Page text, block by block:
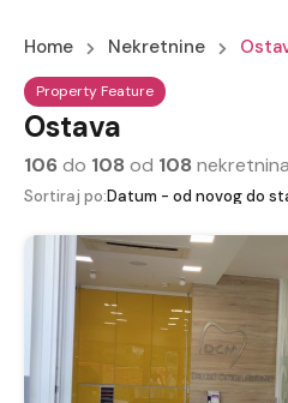
Home Nekretnine
Property Feature
Ostava
106do 108 od 108 nekretnina
Sortiraj po:Datum - od novog do